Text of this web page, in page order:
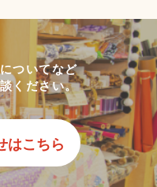
ついてなど
ください。
はこちら